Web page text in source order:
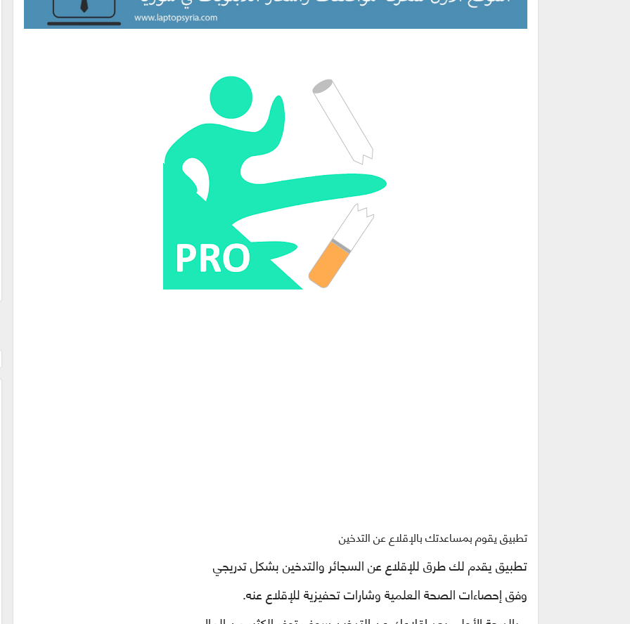
تطبيق يقوم بمساعدتك بالإقلاع عن التدخين
تطبيق يقدم لك طرق للإقلاع عن السجائر والتدخين بشكل تدريجي
وفقإحصاءات الصحة العلمية وشارات تحفيزية للإقلاع عنه.